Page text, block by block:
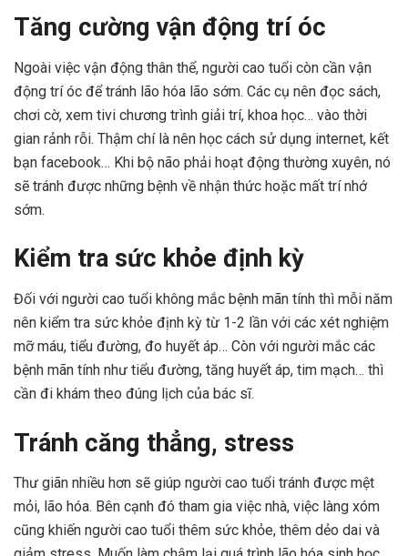
Tăng cường vận động trí óc
Ngoài việc vận động thân thể, người cao tuổi còn cần vận
động trí óc để tránh lão hóa lão sớm. Các cụ nên đọc sách,
chơi cờ, xem tivi chương trình giải trí, khoa học… vào thời
gian rảnh rỗi. Thậm chí là nên học cách sử dụng internet, kết
bạn facebook… Khi bộ não phải hoạt động thường xuyên, nó
sẽ tránh được những bệnh về nhận thức hoặc mất trí nhớ
sớm.
Kiểm tra sức khỏe định kỳ
Đối với người cao tuổi không mắc bệnh mãn tính thì mỗi năm
nên kiểm tra sức khỏe định kỳ từ 1-2 lần với các xét nghiệm
mỡ máu, tiểu đường, đo huyết áp… Còn với người mắc các
bệnh mãn tính như tiểu đường, tăng huyết áp, tim mạch… thì
cần đi khám theo đúng lịch của bác sĩ.
Tránh căng thẳng, stress
Thư giãn nhiều hơn sẽ giúp người cao tuổi tránh được mệt
mỏi, lão hóa. Bên cạnh đó tham gia việc nhà, việc làng xóm
cũng khiến người cao tuổi thêm sức khỏe, thêm dẻo dai và